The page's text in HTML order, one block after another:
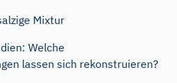
Mixtur
Welche
lassen sich rekonstruieren?